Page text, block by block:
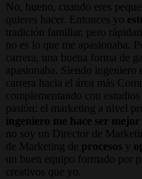
No, bueno, cuando eres
quieres hacer. Entonces yo
tradición familiar, pero
no es lo que me apasionaba.
carrera, una buena forma de
apasionaba. Siendo ingeniero
carrera hacia el área más
complementando con
pasión: el marketing a nivel
ingeniero me hace ser
no soy un Director de
de Marketing de procesos y
un buen equipo formado por
creativos que yo.